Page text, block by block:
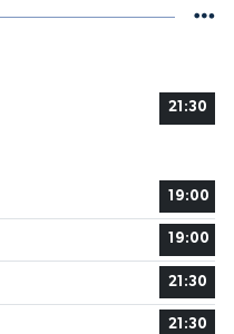
21:30
19:00
19:00
21:30
21:30